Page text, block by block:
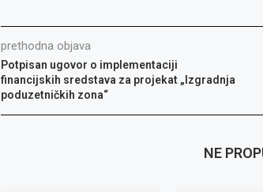
prethodna objava
Potpisan ugovor o implementaciji
financijskih sredstava za projekat „Izgradnja
poduzetničkih zona“
NE